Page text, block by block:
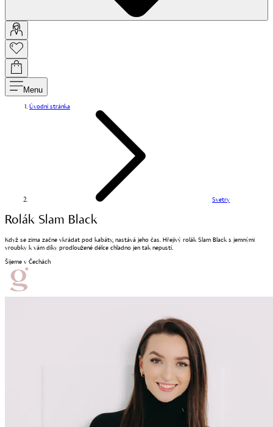
Menu
Úvodní stránka
Svetry
Rolák Slam Black
Když se zima začne vkrádat pod kabáty, nastává jeho čas. Hřejivý rolák Slam Black s jemnými
vroubky k vám díky prodloužené délce chladno jen tak nepustí.
Šijeme v Čechách